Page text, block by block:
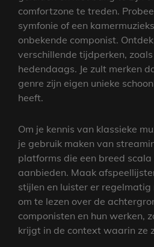
comfortzone te treden.
symfonie of een
onbekende componist.
verschillende tijdperken,
hedendaags. Je zult merken
genre zijn eigen unieke
heeft.
Om je kennis van klassieke
je gebruik maken van
platforms die een breed scala
aanbieden. Maak
stijlen en luister er
om te lezen over de
componisten en hun werken,
krijgt in de context waarin ze